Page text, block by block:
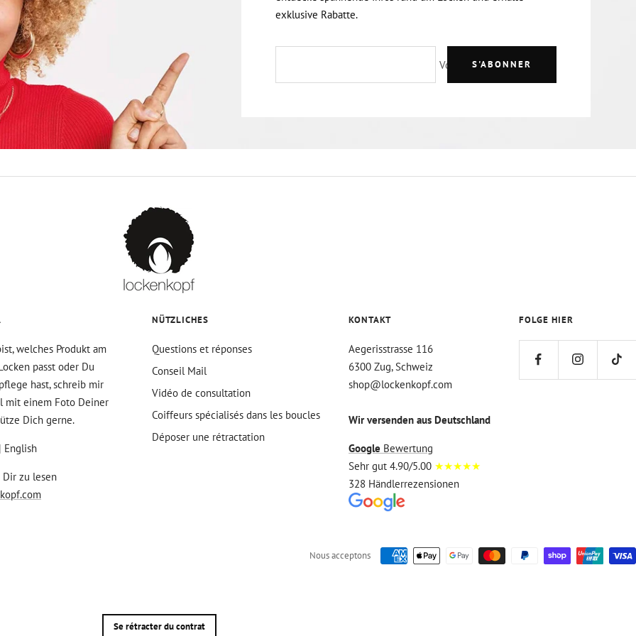
exklusive Rabatte.
Votre e-mailS'ABONNER
welches Produkt am
passt oder Du
hast, schreib mir
mit einem Foto Deiner
Dich gerne.
English
zu lesen
NÜTZLICHES
Questions et réponses
Conseil Mail
Vidéo de consultation
Coiffeurs spécialisés dans les boucles
Déposer une rétractation
KONTAKT
Aegerisstrasse 116
6300 Zug, Schweiz
shop@lockenkopf.com
Wir versenden aus Deutschland
Google Bewertung
Sehr gut 4.90/5.00 ★★★★★
328 Händlerrezensionen
FOLGE HIER
Nous acceptons
Se rétracter du contrat